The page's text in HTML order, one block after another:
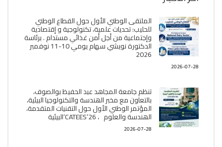
الملتقى الوطني الأول حول القطاع الوطني
للحليب: تحديات علمية، تكنولوجية و إقتصادية
وإجتماعية من أجل أمن غذائي مستدام . برئاسة
الدكتورة نويشي سهام يومي 10-11 نوفمبر
2026
2026-07-28
تنظم جامعة المجاهد عبد الحفيظ بوالصوف،
بالتعاون مع مخبر الھندسة والتكنولوجيا البیئیة،
المؤتمر الوطني الأول حول التقنيات المتقدمة،
الھندسة والعلوم ، CATEES’26’البیئية
2026-07-28